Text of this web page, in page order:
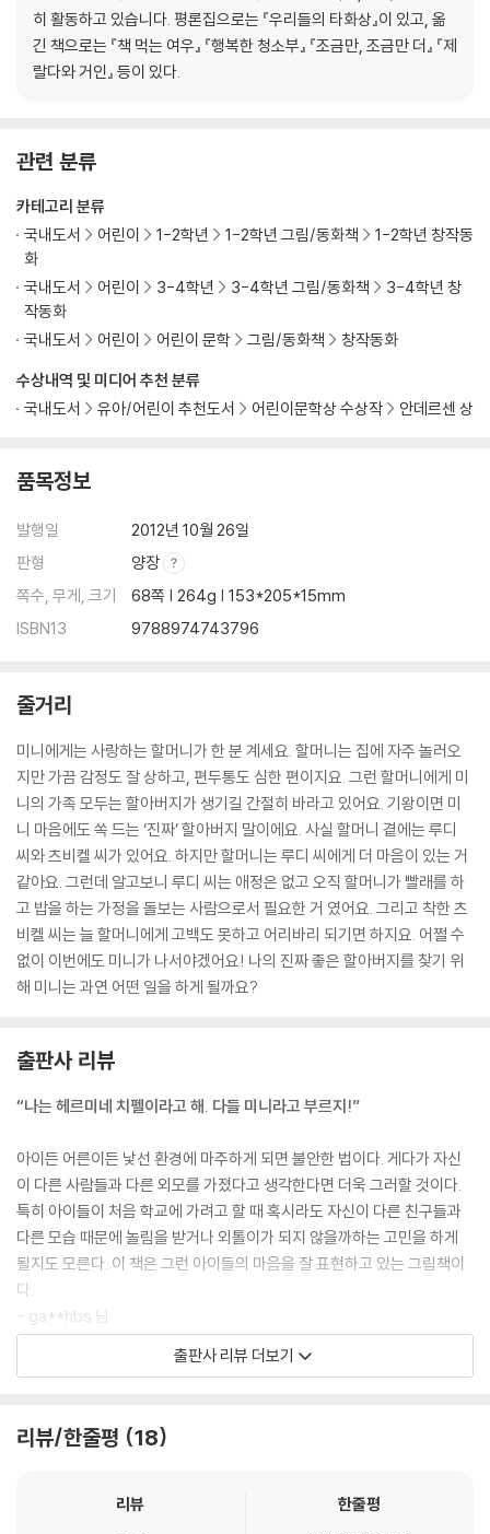
히 활동하고 있습니다. 평론집으로는 『우리들의 타화상』이 있고, 옮
긴 책으로는 『책 먹는 여우』 『행복한 청소부』 『조금만, 조금만 더』 『제
랄다와 거인』 등이 있다.
관련 분류
수상내역 및 미디어 추천 분류
국내도서
유아/어린이 추천도서 어린이문학상 수상작 안데르센 상
카테고리 분류
국내도서
어린이 1-2학년 1-2학년 그림/동화책
1-2학년 창작동
화
국내도서
어린이 3-4학년 3-4학년 그림/동화책
3-4학년 창
작동화
국내도서
어린이 어린이 문학 그림/동화책 창작동화
품목정보
발행일
2012년 10월 26일
판형
양장
쪽수, 무게, 크기
68쪽 | 264g | 153*205*15mm
ISBN13
9788974743796
줄거리
미니에게는 사랑하는 할머니가 한 분 계세요. 할머니는 집에 자주 놀러오
지만 가끔 감정도 잘 상하고, 편두통도 심한 편이지요. 그런 할머니에게 미
니의 가족 모두는 할아버지가 생기길 간절히 바라고 있어요. 기왕이면 미
니 마음에도 쏙 드는 ‘진짜’ 할아버지 말이에요. 사실 할머니 곁에는 루디
씨와 츠비켈 씨가 있어요. 하지만 할머니는 루디 씨에게 더 마음이 있는 거
같아요. 그런데 알고보니 루디 씨는 애정은 없고 오직 할머니가 빨래를 하
고 밥을 하는 가정을 돌보는 사람으로서 필요한 거 였어요. 그리고 착한 츠
비켈 씨는 늘 할머니에게 고백도 못하고 어리바리 되기면 하지요. 어쩔 수
없이 이번에도 미니가 나서야겠어요! 나의 진짜 좋은 할아버지를 찾기 위
해 미니는 과연 어떤 일을 하게 될까요?
출판사 리뷰
“나는 헤르미네 치펠이라고 해. 다들 미니라고 부르지!”
아이든 어른이든 낯선 환경에 마주하게 되면 불안한 법이다. 게다가 자신
이 다른 사람들과 다른 외모를 가졌다고 생각한다면 더욱 그러할 것이다.
특히 아이들이 처음 학교에 가려고 할 때 혹시라도 자신이 다른 친구들과
다른 모습 때문에 놀림을 받거나 외톨이가 되지 않을까하는 고민을 하게
될지도 모른다. 이 책은 그런 아이들의 마음을 잘 표현하고 있는 그림책이
다.
- ga**hbs 님
〈미니 미니〉시리즈는 또래 아이들 보다 키가 훨씬 크고, 두 살 터울인 오빠
늘 분주하고 따뜻하고 때론 혼란스럽고, 무섭고, 사랑스러운 다양한 감정
이야기들이 들어 있습니다.
출판사 리뷰 더보기
리뷰/한줄평 18
리뷰
한줄평